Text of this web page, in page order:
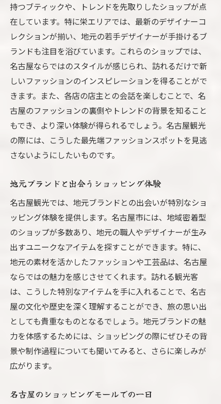
持つブティックや、トレンドを先取りしたショップが点
在しています。特に栄エリアでは、最新のデザイナーコ
レクションが揃い、地元の若手デザイナーが手掛けるブ
ランドも注目を浴びています。これらのショップでは、
名古屋ならではのスタイルが感じられ、訪れるだけで新
しいファッションのインスピレーションを得ることがで
きます。また、各店の店主との会話を楽しむことで、名
古屋のファッションの裏側やトレンドの背景を知ること
もでき、より深い体験が得られるでしょう。名古屋観光
の際には、こうした最先端ファッションスポットを見逃
さないようにしたいものです。
地元ブランドと出会うショッピング体験
名古屋観光では、地元ブランドとの出会いが特別なショ
ッピング体験を提供します。名古屋市には、地域密着型
のショップが多数あり、地元の職人やデザイナーが生み
出すユニークなアイテムを探すことができます。特に、
地元の素材を活かしたファッションや工芸品は、名古屋
ならではの魅力を感じさせてくれます。訪れる観光客
は、こうした特別なアイテムを手に入れることで、名古
屋の文化や歴史を深く理解することができ、旅の思い出
としても貴重なものとなるでしょう。地元ブランドの魅
力を体感するためには、ショッピングの際にぜひその背
景や制作過程についても聞いてみると、さらに楽しみが
広がります。
名古屋のショッピングモールでの一日